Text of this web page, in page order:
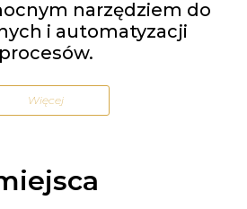
narzędziem do
i automatyzacji
procesów.
Więcej